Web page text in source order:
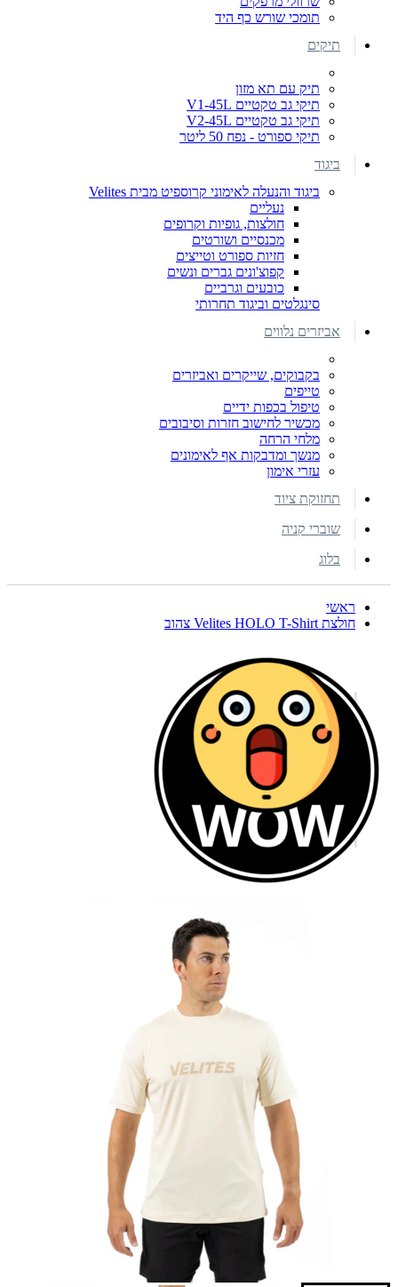
תומכי שורש כף היד
תיקים
תיק עם תא מזון
תיקי גב טקטיים V1-45L
תיקי גב טקטיים V2-45L
תיקי ספורט - נפח 50 ליטר
ביגוד
ביגוד והנעלה לאימוני קרוספיט מבית Velites
נעליים
חולצות, גופיות וקרופים
מכנסיים ושורטים
חזיות ספורט וטייצים
קפוצ'ונים גברים ונשים
כובעים וגרביים
סינגלטים וביגוד תחרותי
אביזרים נלווים
בקבוקים, שייקרים ואביזרים
טייפים
טיפול בכפות ידיים
מכשיר לחישוב חזרות וסיבובים
מלחי הרחה
מנשך ומדבקות אף לאימונים
עזרי אימון
תחזוקת ציוד
שוברי קניה
בלוג
ראשי
חולצת Velites HOLO T-Shirt צהוב